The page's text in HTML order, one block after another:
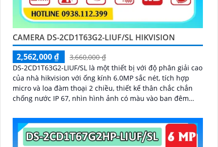
CAMERA DS-2CD1T63G2-LIUF/SL HIKVISION
2,562,000 ₫
3,660,000 ₫
DS-2CD1T63G2-LIUF/SL là một thiết bị với độ phân giải cao
của nhà hikvision với ống kính 6.0MP sắc nét, tích hợp
micro và loa đàm thoại 2 chiều, thiết kế thân chắc chắn
chống nước IP 67, nhìn hình ảnh có màu vào ban đêm